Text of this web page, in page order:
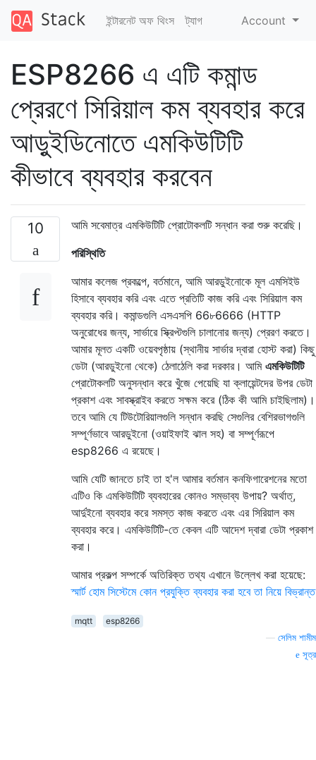
ইন্টারনেট অফ থিংস ট্যাগ Account
ESP8266 এ এটি কমান্ড
প্রেরণে সিরিয়াল কম ব্যবহার করে
আড়ুইডিনোতে এমকিউটিটি
কীভাবে ব্যবহার করবেন
10
আমি সবেমাত্র এমকিউটিটি প্রোটোকলটি সন্ধান করা শুরু করেছি।
পরিস্থিতি
আমার কলেজ প্রকল্পে, বর্তমানে, আমি আরডুইনোকে মূল এমসিইউ
হিসাবে ব্যবহার করি এবং এতে প্রতিটি কাজ করি এবং সিরিয়াল কম
ব্যবহার করি। কমান্ডগুলি এসএসপি 66৮6666 (HTTP
অনুরোধের জন্য, সার্ভারে স্ক্রিপ্টগুলি চালানোর জন্য) প্রেরণ করতে।
আমার মূলত একটি ওয়েবপৃষ্ঠায় (স্থানীয় সার্ভার দ্বারা হোস্ট করা) কিছু
ডেটা (আরডুইনো থেকে) ঠেলাঠেলি করা দরকার। আমি এমকিউটিটি
প্রোটোকলটি অনুসন্ধান করে খুঁজে পেয়েছি যা ক্লায়েন্টদের উপর ডেটা
প্রকাশ এবং সাবস্ক্রাইব করতে সক্ষম করে (ঠিক কী আমি চাইছিলাম)।
তবে আমি যে টিউটোরিয়ালগুলি সন্ধান করছি সেগুলির বেশিরভাগগুলি
সম্পূর্ণভাবে আরডুইনো (ওয়াইফাই ঝাল সহ) বা সম্পূর্ণরূপে
esp8266 এ রয়েছে।
আমি যেটি জানতে চাই তা হ'ল আমার বর্তমান কনফিগারেশনের মতো
এটিও কি এমকিউটিটি ব্যবহারের কোনও সম্ভাব্য উপায়? অর্থাত্,
আর্দুইনো ব্যবহার করে সমস্ত কাজ করতে এবং এর সিরিয়াল কম
ব্যবহার করে। এমকিউটিটি-তে কেবল এটি আদেশ দ্বারা ডেটা প্রকাশ
করা।
আমার প্রকল্প সম্পর্কে অতিরিক্ত তথ্য এখানে উল্লেখ করা হয়েছে:
স্মার্ট হোম সিস্টেমে কোন প্রযুক্তি ব্যবহার করা হবে তা নিয়ে বিভ্রান্ত
mqtt
esp8266
সেলিম শামীম
সূত্র